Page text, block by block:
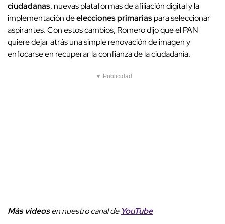
ciudadanas, nuevas plataformas de afiliación digital y la
implementación deelecciones primariaspara seleccionar
aspirantes. Con estos cambios, Romero dijo que el PAN
quiere dejar atrás una simple renovación de imagen y
enfocarse en recuperar la confianza de la ciudadanía.
▼ Publicidad
Más videosen nuestro canal de YouTube